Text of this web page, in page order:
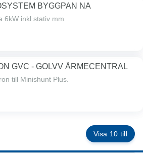
BYGGPAN NA
6kW inkl stativ mm
GVC - GOLVV ÄRMECENTRAL
till Minishunt Plus.
Visa 10 till